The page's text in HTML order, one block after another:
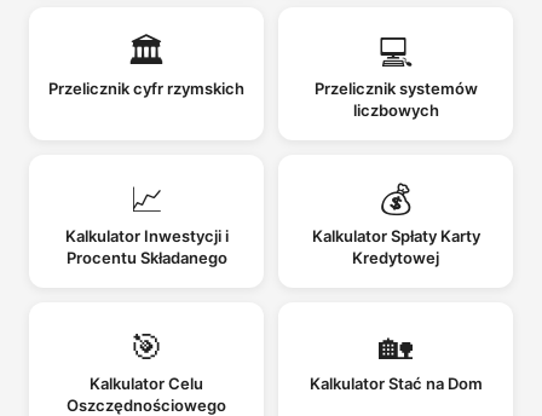
🏛️
Przelicznik cyfr rzymskich
💻
Przelicznik systemów
liczbowych
📈
Kalkulator Inwestycji i
Procentu Składanego
💰
Kalkulator Spłaty Karty
Kredytowej
🎯
Kalkulator Celu
Oszczędnościowego
🏡
Kalkulator Stać na Dom